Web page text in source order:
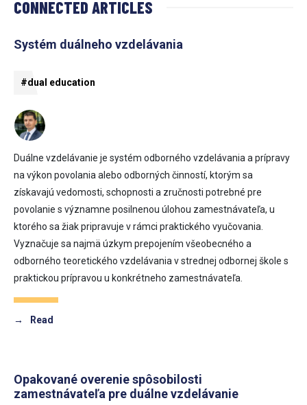
CONNECTED ARTICLES
Systém duálneho vzdelávania
#dual education
Duálne vzdelávanie je systém odborného vzdelávania a prípravy
na výkon povolania alebo odborných činností, ktorým sa
získavajú vedomosti, schopnosti a zručnosti potrebné pre
povolanie s významne posilnenou úlohou zamestnávateľa, u
ktorého sa žiak pripravuje v rámci praktického vyučovania.
Vyznačuje sa najmä úzkym prepojením všeobecného a
odborného teoretického vzdelávania v strednej odbornej škole s
praktickou prípravou u konkrétneho zamestnávateľa.
→ Read
Opakované overenie spôsobilosti
zamestnávateľa pre duálne vzdelávanie